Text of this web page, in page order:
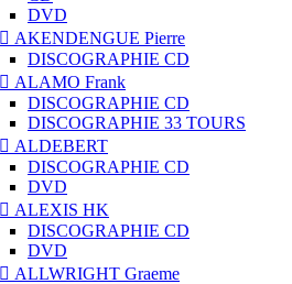
DVD
 AKENDENGUE Pierre
DISCOGRAPHIE CD
 ALAMO Frank
DISCOGRAPHIE CD
DISCOGRAPHIE 33 TOURS
 ALDEBERT
DISCOGRAPHIE CD
DVD
 ALEXIS HK
DISCOGRAPHIE CD
DVD
 ALLWRIGHT Graeme